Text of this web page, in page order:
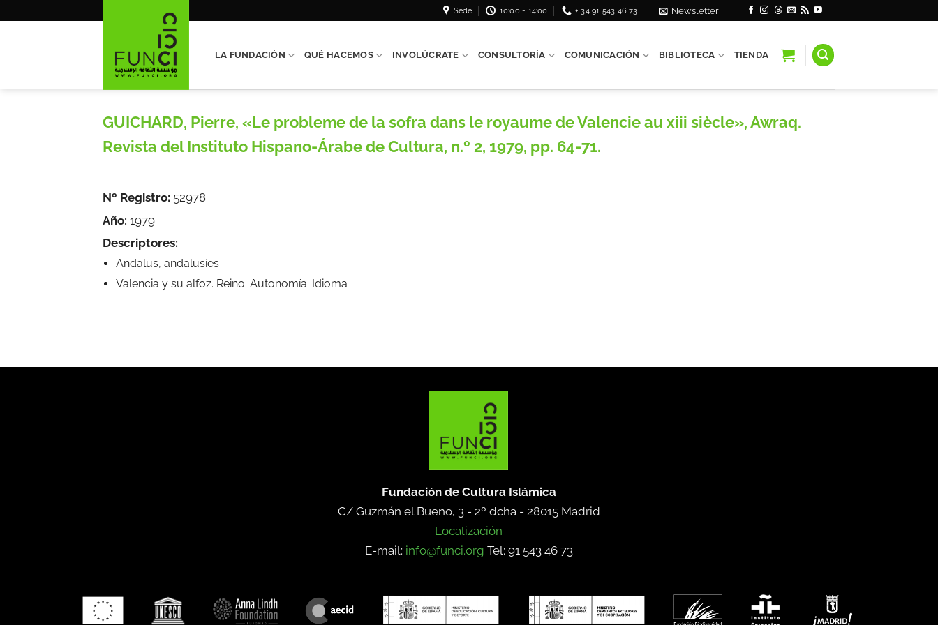
Sede 10:00 - 14:00 + 34 91 543 46 73 Newsletter
LA FUNDACIÓN QUÉ HACEMOS INVOLÚCRATE CONSULTORÍA COMUNICACIÓN BIBLIOTECA TIENDA
GUICHARD, Pierre, «Le probleme de la sofra dans le royaume de Valencie au xiii siècle», Awraq.
Revista del Instituto Hispano-Árabe de Cultura, n.º 2, 1979, pp. 64-71.
Nº Registro: 52978
Año: 1979
Descriptores:
Andalus, andalusíes
Valencia y su alfoz. Reino. Autonomía. Idioma
Fundación de Cultura Islámica
C/ Guzmán el Bueno, 3 - 2º dcha - 28015 Madrid
Localización
E-mail: info@funci.org Tel: 91 543 46 73